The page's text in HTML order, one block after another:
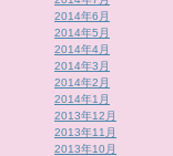
2014年6月
2014年5月
2014年4月
2014年3月
2014年2月
2014年1月
2013年12月
2013年11月
2013年10月